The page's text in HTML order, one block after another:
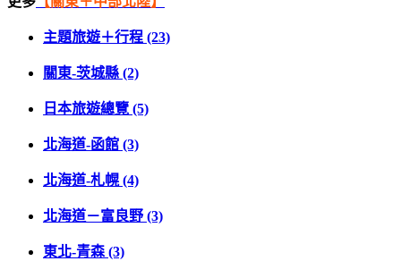
主題旅遊＋行程 (23)
關東-茨城縣 (2)
日本旅遊總覽 (5)
北海道-函館 (3)
北海道-札幌 (4)
北海道－富良野 (3)
東北-青森 (3)